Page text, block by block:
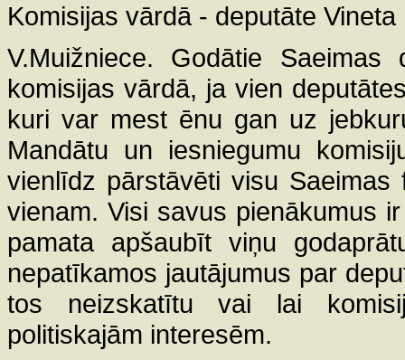
Komisijas vārdā - deputāte
V.Muižniece. Godātie
komisijas vārdā, ja vien
kuri var mest ēnu gan uz
Mandātu un iesniegumu
vienlīdz pārstāvēti visu
vienam. Visi savus pienākumus
pamata apšaubīt viņu
nepatīkamos jautājumus par
tos neizskatītu vai lai
politiskajām interesēm.